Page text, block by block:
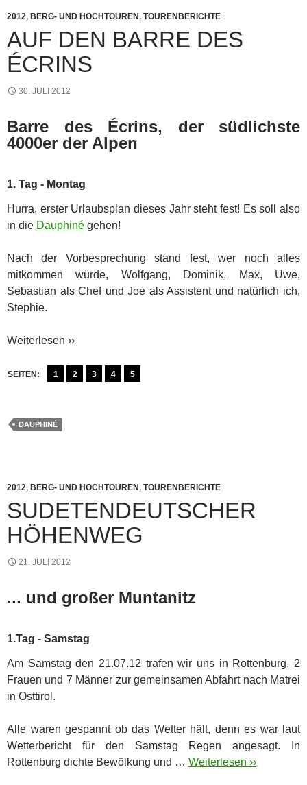
2012, BERG- UND HOCHTOUREN, TOURENBERICHTE
AUF DEN BARRE DES
ÉCRINS
30. JULI 2012
Barre des Écrins, der südlichste
4000er der Alpen
1. Tag - Montag
Hurra, erster Urlaubsplan dieses Jahr steht fest! Es soll also
in die Dauphiné gehen!
Nach der Vorbesprechung stand fest, wer noch alles
mitkommen würde, Wolfgang, Dominik, Max, Uwe,
Sebastian als Chef und Joe als Assistent und natürlich ich,
Stephie.
Weiterlesen ››
SEITEN: 1 2 3 4 5
DAUPHINÉ
2012, BERG- UND HOCHTOUREN, TOURENBERICHTE
SUDETENDEUTSCHER
HÖHENWEG
21. JULI 2012
... und großer Muntanitz
1.Tag - Samstag
Am Samstag den 21.07.12 trafen wir uns in Rottenburg, 2
Frauen und 7 Männer zur gemeinsamen Abfahrt nach Matrei
in Osttirol.
Alle waren gespannt ob das Wetter hält, denn es war laut
Wetterbericht für den Samstag Regen angesagt. In
Rottenburg dichte Bewölkung und … Weiterlesen ››